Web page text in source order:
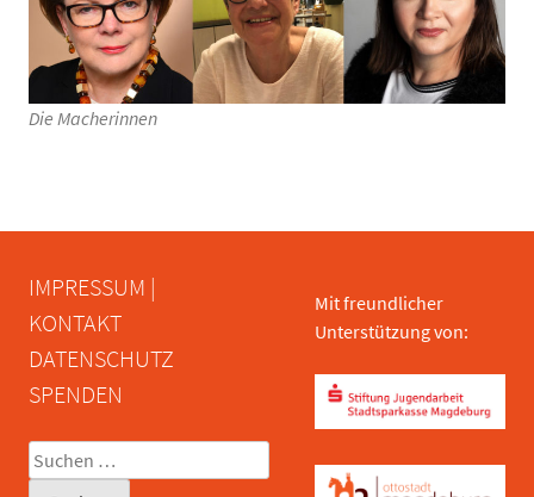
Die Macherinnen
IMPRESSUM |
KONTAKT
DATENSCHUTZ
SPENDEN
Suchen
nach:
Mit freundlicher
Unterstützung von: